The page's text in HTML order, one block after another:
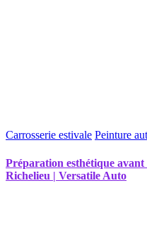
Carrosserie estivale Peinture
Préparation esthétique avant
Richelieu | Versatile Auto